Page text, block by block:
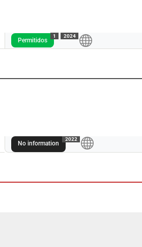
Permitidos
1 2024
No information
A
2022